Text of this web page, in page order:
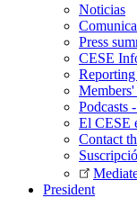
Noticias
Press
CESE
Podcasts
El CESE
Contact
President